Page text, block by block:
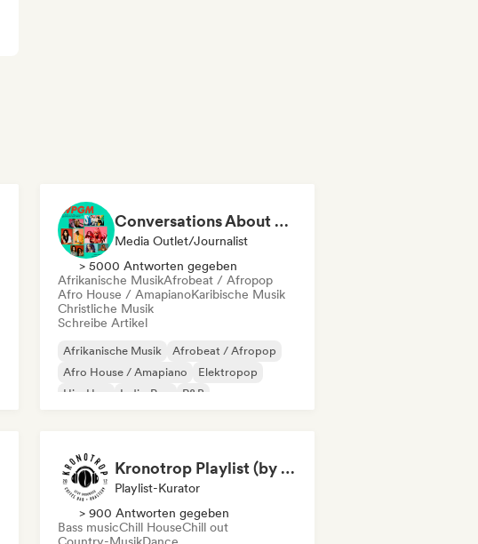
Conversations About Her
Media Outlet/Journalist
> 5000 Antworten gegeben
Afrikanische MusikAfrobeat / Afropop
Afro House / AmapianoKaribische Musik
Christliche Musik
Schreibe Artikel
Afrikanische Musik
Afrobeat / Afropop
Afro House / Amapiano
Elektropop
Hip-Hop
Indie-Pop
R&B
Kronotrop Playlist (by Noiseist Records)
Playlist-Kurator
> 900 Antworten gegeben
Bass musicChill HouseChill out